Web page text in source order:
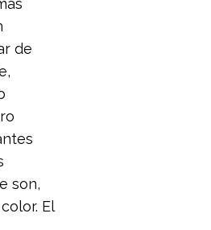
de
son,
El